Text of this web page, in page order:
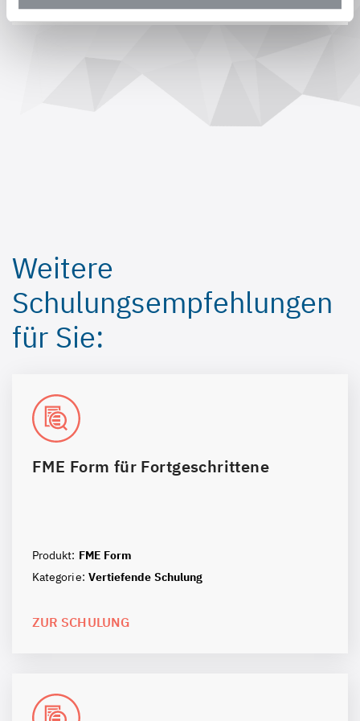
Weitere
Schulungsempfehlungen
für Sie:
FME Form für Fortgeschrittene
Produkt: FME Form
Kategorie: Vertiefende Schulung
ZUR SCHULUNG